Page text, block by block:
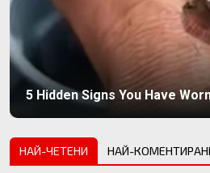
5 Hidden Signs You Have
НАЙ-ЧЕТЕНИ НАЙ-